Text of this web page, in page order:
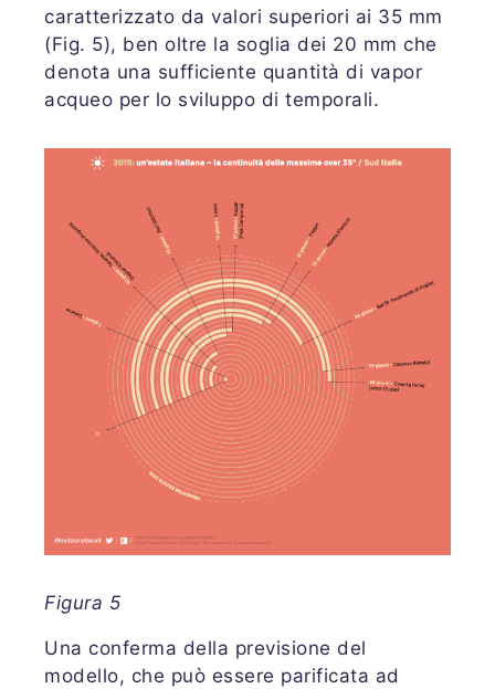
caratterizzato da valori superiori ai 35 mm
(Fig. 5), ben oltre la soglia dei 20 mm che
denota una sufficiente quantità di vapor
acqueo per lo sviluppo di temporali.
Figura 5
Una conferma della previsione del
modello, che può essere parificata ad